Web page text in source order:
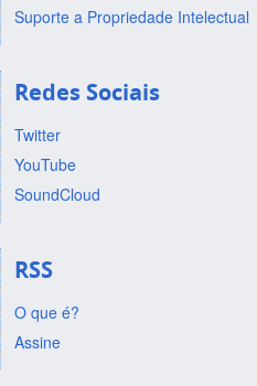
Suporte a Propriedade Intelectual
Redes Sociais
Twitter
YouTube
SoundCloud
RSS
O que é?
Assine